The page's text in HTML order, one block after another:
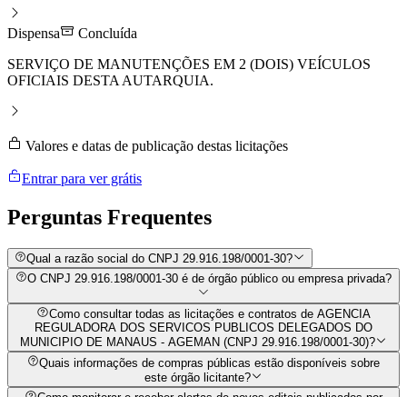
Dispensa
Concluída
SERVIÇO DE MANUTENÇÕES EM 2 (DOIS) VEÍCULOS
OFICIAIS DESTA AUTARQUIA.
Valores e datas de publicação destas licitações
Entrar para ver grátis
Perguntas Frequentes
Qual a razão social do CNPJ 29.916.198/0001-30?
O CNPJ 29.916.198/0001-30 é de órgão público ou empresa privada?
Como consultar todas as licitações e contratos de AGENCIA
REGULADORA DOS SERVICOS PUBLICOS DELEGADOS DO
MUNICIPIO DE MANAUS - AGEMAN (CNPJ 29.916.198/0001-30)?
Quais informações de compras públicas estão disponíveis sobre
este órgão licitante?